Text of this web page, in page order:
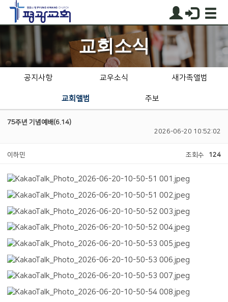
교회소식
공지사항 교우소식 새가족앨범
교회앨범 주보
75주년 기념예배(6.14)
2026-06-20 10:52:02
이하민 조회수 124